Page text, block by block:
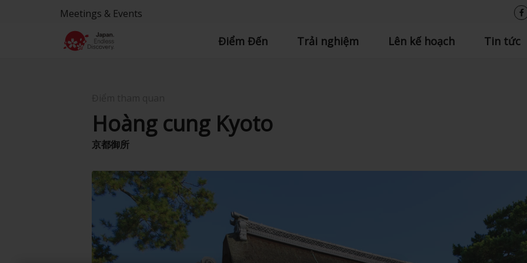
Meetings & Events
Điểm Đến Trải nghiệm Lên kế hoạch Tin tức
Hoàng cung Kyoto
京都御所